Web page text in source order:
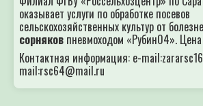
оказывает услуги по обработке посевов
сельскохозяйственных культур от
сорняковпневмоходом «Рубин04». Цена
Контактная информация: e-
mail:rsc64@mail.ru